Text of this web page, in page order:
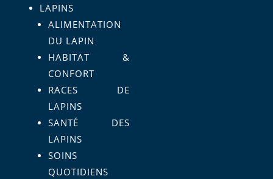
LAPINS
ALIMENTATION
DU LAPIN
HABITAT &
CONFORT
RACES DE
LAPINS
SANTÉ DES
LAPINS
SOINS
QUOTIDIENS